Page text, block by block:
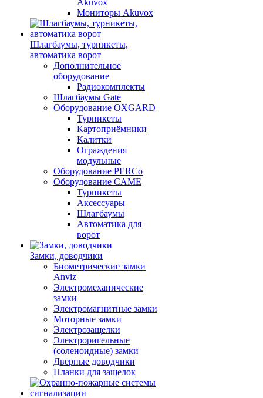
Akuvox
Мониторы Akuvox
Шлагбаумы, турникеты,
автоматика ворот
Дополнительное
оборудование
Радиокомплекты
Шлагбаумы Gate
Оборудование OXGARD
Турникеты
Картоприёмники
Калитки
Ограждения
модульные
Оборудование PERCo
Оборудование CAME
Турникеты
Аксессуары
Шлагбаумы
Автоматика для
ворот
Замки, доводчики
Биометрические замки
Anviz
Электромеханические
замки
Электромагнитные замки
Моторные замки
Электрозащелки
Электроригельные
(cоленоидные) замки
Дверные доводчики
Планки для защелок